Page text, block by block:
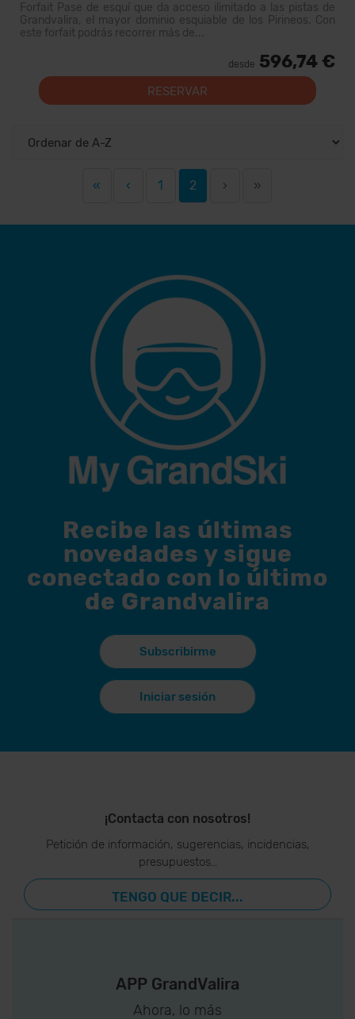
Forfait Pase de esquí que da acceso ilimitado a las pistas de
Grandvalira, el mayor dominio esquiable de los Pirineos. Con
este forfait podrás recorrer más de...
desde 596,74 €
RESERVAR
« ‹ 1 2 › »
Recibe las últimas
novedades y sigue
conectado con lo último
de Grandvalira
Subscribirme
Iniciar sesión
¡Contacta con nosotros!
Petición de información, sugerencias, incidencias,
presupuestos…
TENGO QUE DECIR...
APP GrandValira
Ahora, lo más